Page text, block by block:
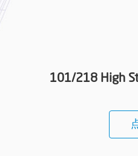
101/218 High